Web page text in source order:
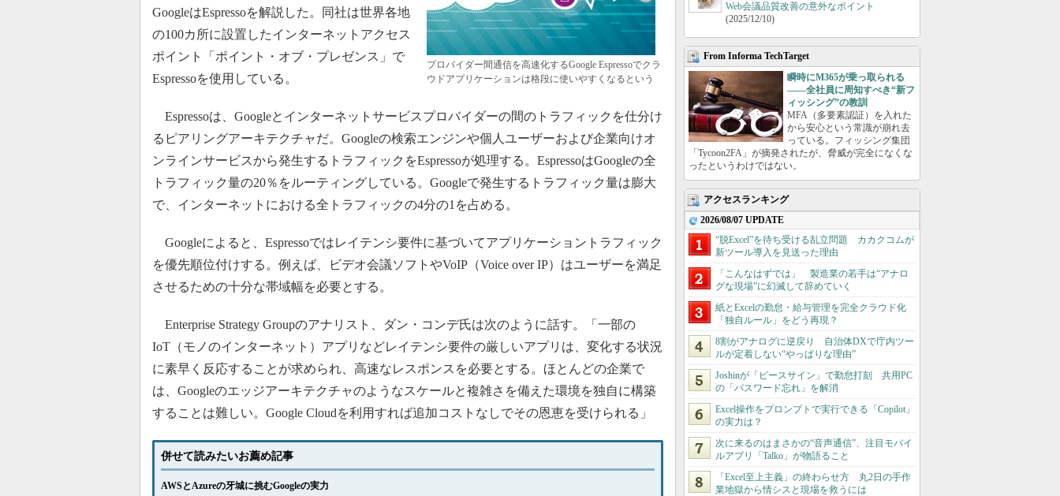
プロバイダー間通信を高速化するGoogle Espressoでクラ
ウドアプリケーションは格段に使いやすくなるという
GoogleはEspressoを解説した。同社は世界各地
の100カ所に設置したインターネットアクセス
ポイント「ポイント・オブ・プレゼンス」で
Espressoを使用している。
Espressoは、Googleとインターネットサービスプロバイダーの間のトラフィックを仕分け
るピアリングアーキテクチャだ。Googleの検索エンジンや個人ユーザーおよび企業向けオ
ンラインサービスから発生するトラフィックをEspressoが処理する。EspressoはGoogleの全
トラフィック量の20％をルーティングしている。Googleで発生するトラフィック量は膨大
で、インターネットにおける全トラフィックの4分の1を占める。
Googleによると、Espressoではレイテンシ要件に基づいてアプリケーショントラフィック
を優先順位付けする。例えば、ビデオ会議ソフトやVoIP（Voice over IP）はユーザーを満足
させるための十分な帯域幅を必要とする。
Enterprise Strategy Groupのアナリスト、ダン・コンデ氏は次のように話す。「一部の
IoT（モノのインターネット）アプリなどレイテンシ要件の厳しいアプリは、変化する状況
に素早く反応することが求められ、高速なレスポンスを必要とする。ほとんどの企業で
は、Googleのエッジアーキテクチャのようなスケールと複雑さを備えた環境を独自に構築
することは難しい。Google Cloudを利用すれば追加コストなしでその恩恵を受けられる」
併せて読みたいお薦め記事
AWSとAzureの牙城に挑むGoogleの実力
Web会議品質改善の意外なポイント
(2025/12/10)
From Informa TechTarget
瞬時にM365が乗っ取られる
――全社員に周知すべき“新フ
ィッシング”の教訓
MFA（多要素認証）を入れた
から安心という常識が崩れ去
っている。フィッシング集団
「Tycoon2FA」が摘発されたが、脅威が完全になくな
ったというわけではない。
アクセスランキング
2026/08/07 UPDATE
“脱Excel”を待ち受ける乱立問題 カカクコムが
新ツール導入を見送った理由
「こんなはずでは」 製造業の若手は“アナロ
グな現場”に幻滅して辞めていく
紙とExcelの勤怠・給与管理を完全クラウド化
「独自ルール」をどう再現？
8割がアナログに逆戻り 自治体DXで庁内ツー
ルが定着しない“やっぱりな理由”
Joshinが「ピースサイン」で勤怠打刻 共用PC
の「パスワード忘れ」を解消
Excel操作をプロンプトで実行できる「Copilot」
の実力は？
次に来るのはまさかの“音声通信”、注目モバイ
ルアプリ「Talko」が物語ること
「Excel至上主義」の終わらせ方 丸2日の手作
業地獄から情シスと現場を救うには